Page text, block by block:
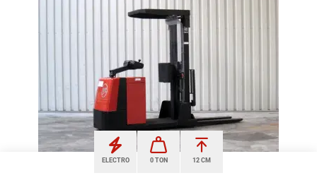
ELECTRO 0 TON 12 CM